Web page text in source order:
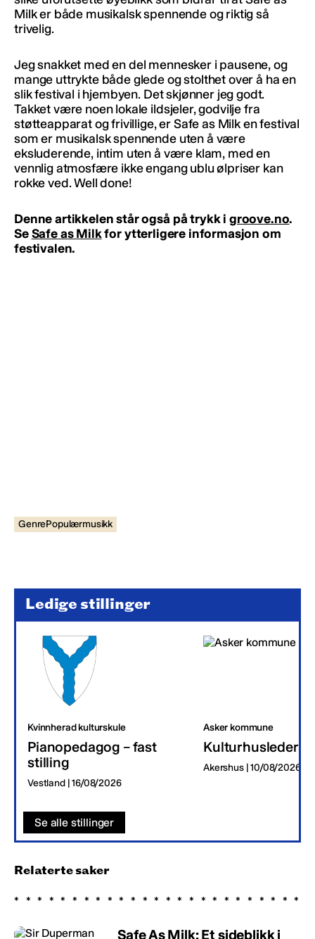
Milk er både musikalsk spennende og riktig så
trivelig.
Jeg snakket med en del mennesker i pausene, og
mange uttrykte både glede og stolthet over å ha en
slik festival i hjembyen. Det skjønner jeg godt.
Takket være noen lokale ildsjeler, godvilje fra
støtteapparat og frivillige, er Safe as Milk en festival
som er musikalsk spennende uten å være
eksluderende, intim uten å være klam, med en
vennlig atmosfære ikke engang ublu ølpriser kan
rokke ved. Well done!
Denne artikkelen står også på trykk i groove.no.
SeSafe as Milkfor ytterligere informasjon om
festivalen.
GenrePopulærmusikk
Ledige stillinger
Kvinnherad kulturskule
Pianopedagog – fast
stilling
Vestland | 16/08/2026
Asker kommune
Kulturhusleder
Akershus | 10/08/2026
Se alle stillinger
Relaterte saker
Safe As Milk: Et sideblikk i